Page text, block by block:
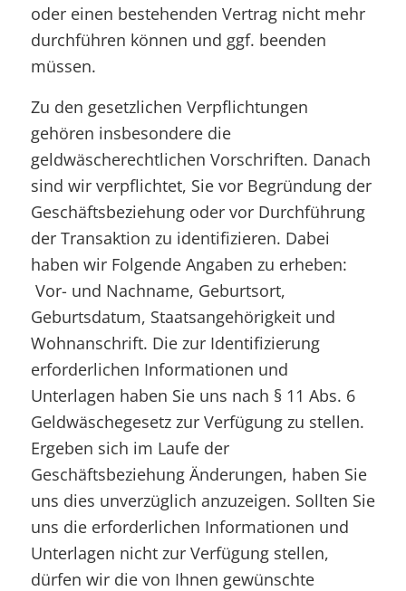
oder einen bestehenden Vertrag nicht mehr
durchführen können und ggf. beenden
müssen.
Zu den gesetzlichen Verpflichtungen
gehören insbesondere die
geldwäscherechtlichen Vorschriften. Danach
sind wir verpflichtet, Sie vor Begründung der
Geschäftsbeziehung oder vor Durchführung
der Transaktion zu identifizieren. Dabei
haben wir Folgende Angaben zu erheben:
Vor- und Nachname, Geburtsort,
Geburtsdatum, Staatsangehörigkeit und
Wohnanschrift. Die zur Identifizierung
erforderlichen Informationen und
Unterlagen haben Sie uns nach § 11 Abs. 6
Geldwäschegesetz zur Verfügung zu stellen.
Ergeben sich im Laufe der
Geschäftsbeziehung Änderungen, haben Sie
uns dies unverzüglich anzuzeigen. Sollten Sie
uns die erforderlichen Informationen und
Unterlagen nicht zur Verfügung stellen,
dürfen wir die von Ihnen gewünschte